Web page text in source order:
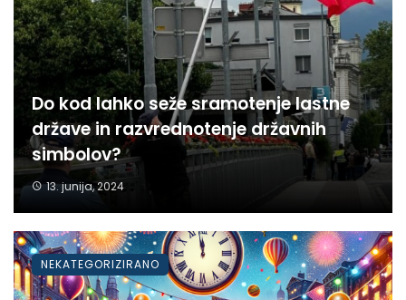
Do kod lahko seže sramotenje lastne
države in razvrednotenje državnih
simbolov?
13. junija, 2024
NEKATEGORIZIRANO